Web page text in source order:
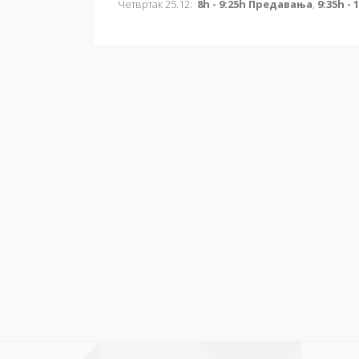
Четвртак 25.12: 8h - 9:25h Предавања, 9:35h -